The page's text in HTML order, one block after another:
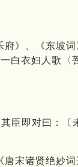
》、《东坡
白衣妇人歌〈
臣即对曰：
宋诸贤绝妙